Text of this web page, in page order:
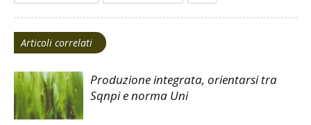
Articoli correlati
Produzione integrata, orientarsi tra
Sqnpi e norma Uni